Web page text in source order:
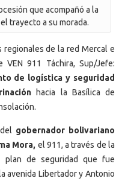
que acompañó a la
trayecto a su morada.
regionales de la red Mercal e
911 Táchira, Sup/Jefe:
de logística y seguridad
hacia la Basílica de
gobernador bolivariano
Mora, el 911, a través de la
plan de seguridad que fue
avenida Libertador y Antonio